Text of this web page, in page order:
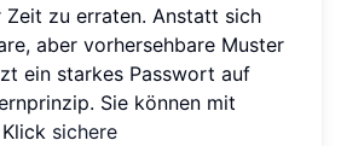
Zeit zu erraten. Anstatt sich
aber vorhersehbare Muster
ein starkes Passwort auf
Sie können mit
sichere